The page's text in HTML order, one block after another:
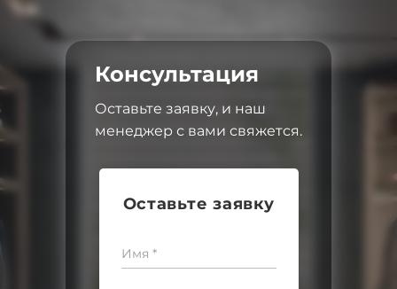
Консультация
Оставьте заявку
Имя *
Оставьте заявку, и наш
менеджер с вами свяжется.